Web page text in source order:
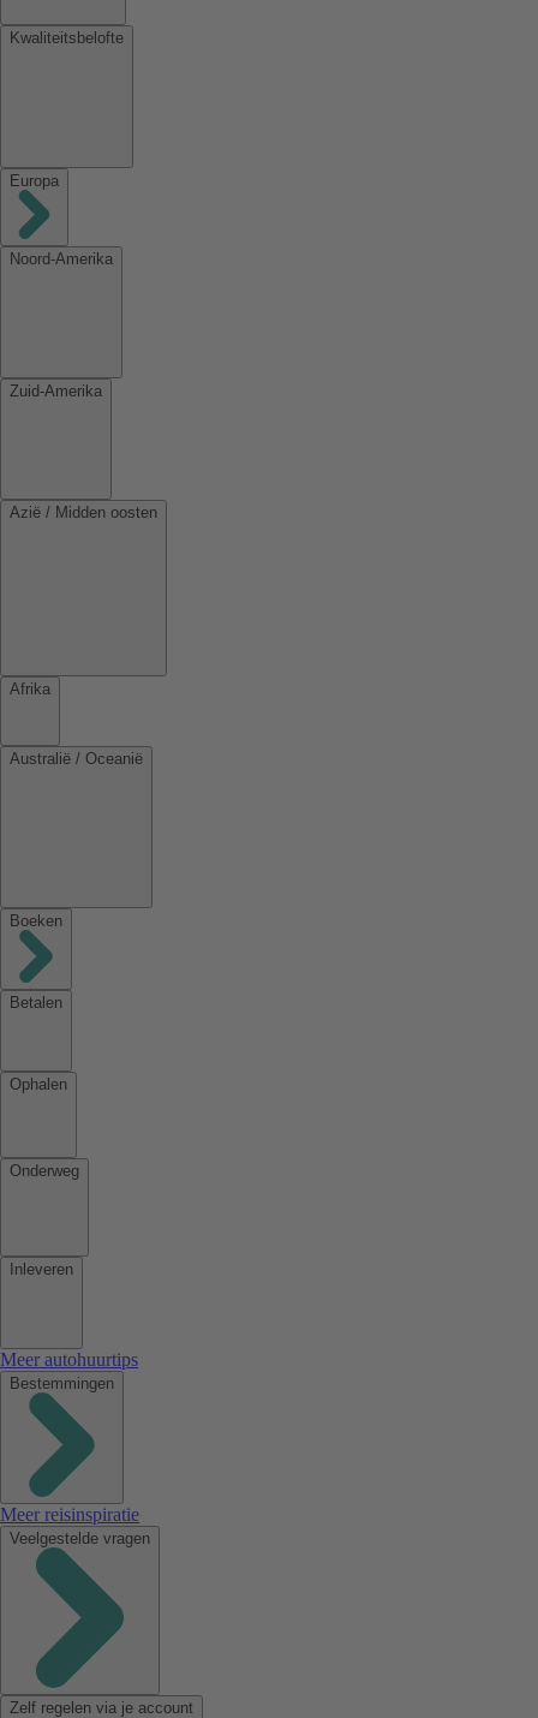
Kwaliteitsbelofte
Europa
Noord-Amerika
Zuid-Amerika
Azië / Midden oosten
Afrika
Australië / Oceanië
Boeken
Betalen
Ophalen
Onderweg
Inleveren
Meer autohuurtips
Bestemmingen
Meer reisinspiratie
Veelgestelde vragen
Zelf regelen via je account